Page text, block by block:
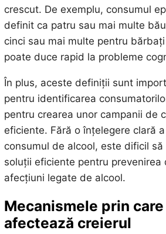
crescut. De exemplu, consumul
definit ca patru sau mai multe
cinci sau mai multe pentru
poate duce rapid la probleme
În plus, aceste definiții sunt
pentru identificarea
pentru crearea unor campanii de
eficiente. Fără o înțelegere clară
consumul de alcool, este dificil
soluții eficiente pentru prevenirea
afecțiuni legate de alcool.
Mecanismele prin
afectează creierul